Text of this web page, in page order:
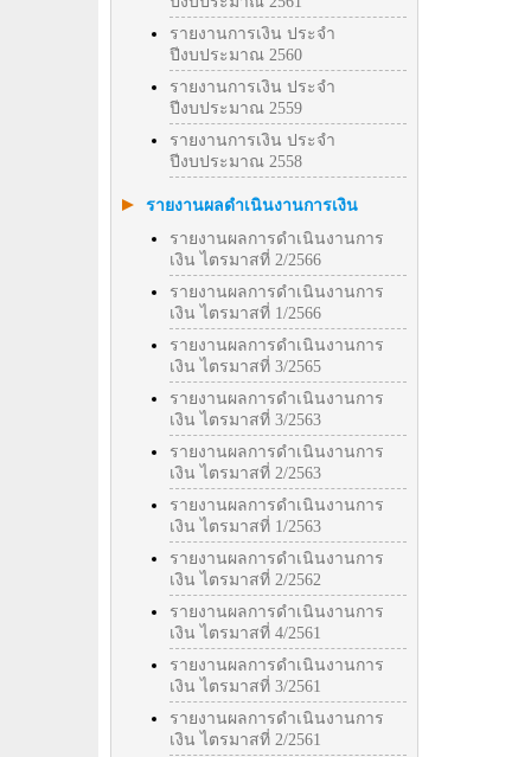
รายงานการเงิน ประจำ
ปีงบประมาณ 2560
รายงานการเงิน ประจำ
ปีงบประมาณ 2559
รายงานการเงิน ประจำ
ปีงบประมาณ 2558
รายงานผลดำเนินงานการเงิน
รายงานผลการดำเนินงานการ
เงิน ไตรมาสที่ 2/2566
รายงานผลการดำเนินงานการ
เงิน ไตรมาสที่ 1/2566
รายงานผลการดำเนินงานการ
เงิน ไตรมาสที่ 3/2565
รายงานผลการดำเนินงานการ
เงิน ไตรมาสที่ 3/2563
รายงานผลการดำเนินงานการ
เงิน ไตรมาสที่ 2/2563
รายงานผลการดำเนินงานการ
เงิน ไตรมาสที่ 1/2563
รายงานผลการดำเนินงานการ
เงิน ไตรมาสที่ 2/2562
รายงานผลการดำเนินงานการ
เงิน ไตรมาสที่ 4/2561
รายงานผลการดำเนินงานการ
เงิน ไตรมาสที่ 3/2561
รายงานผลการดำเนินงานการ
เงิน ไตรมาสที่ 2/2561